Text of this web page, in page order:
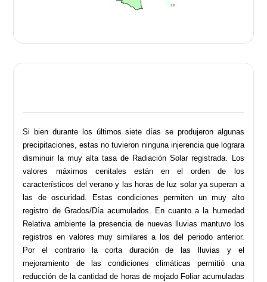
Si bien durante los últimos siete días se produjeron algunas
precipitaciones, estas no tuvieron ninguna injerencia que lograra
disminuir la muy alta tasa de Radiación Solar registrada. Los
valores máximos cenitales están en el orden de los
característicos del verano y las horas de luz solar ya superan a
las de oscuridad. Estas condiciones permiten un muy alto
registro de Grados/Día acumulados. En cuanto a la humedad
Relativa ambiente la presencia de nuevas lluvias mantuvo los
registros en valores muy similares a los del periodo anterior.
Por el contrario la corta duración de las lluvias y el
mejoramiento de las condiciones climáticas permitió una
reducción de la cantidad de horas de mojado Foliar acumuladas